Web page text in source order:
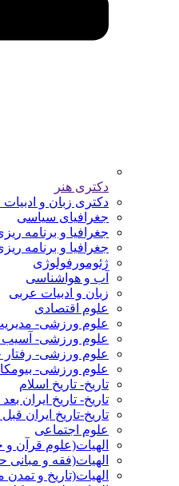
دکتری هنر
دکتری زبان و
جغرافیای سیاسی
جغرافیا و برنامه
جغرافیا و برنامه
ژئومورفولوژی
آب و هواشناسی
زبان و ادبیات عربی
علوم اقتصادی
علوم ورزشی-
علوم ورزشی-
علوم ورزشی-
علوم ورزشی-
تاریخ- تاریخ اسلام
تاریخ- تاریخ ایران
تاریخ-تاریخ ایران
علوم اجتماعی
الهیات(علوم قرآن
الهیات(فقه و
الهیات(تاریخ و